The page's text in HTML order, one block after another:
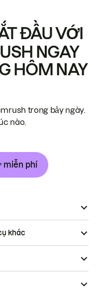
ĐẦU VỚI
NGAY
HÔM NAY
trong bảy ngày.
nào.
miễn phí
khác